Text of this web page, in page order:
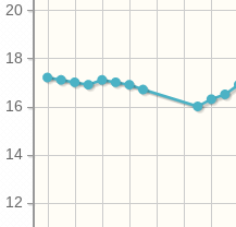
12
14
16
18
20